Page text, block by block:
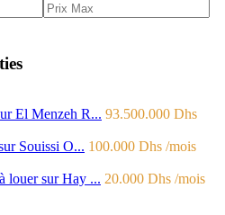
El Menzeh R... 93.500.000 Dhs
Souissi O... 100.000 Dhs /mois
louer sur Hay ... 20.000 Dhs /mois